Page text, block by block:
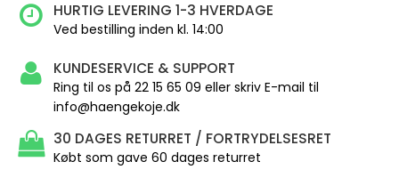
HURTIG LEVERING 1-3 HVERDAGE
Ved bestilling inden kl. 14:00
KUNDESERVICE & SUPPORT
Ring til os på 22 15 65 09 eller skriv E-mail til
info@haengekoje.dk
30 DAGES RETURRET / FORTRYDELSESRET
Købt som gave 60 dages returret